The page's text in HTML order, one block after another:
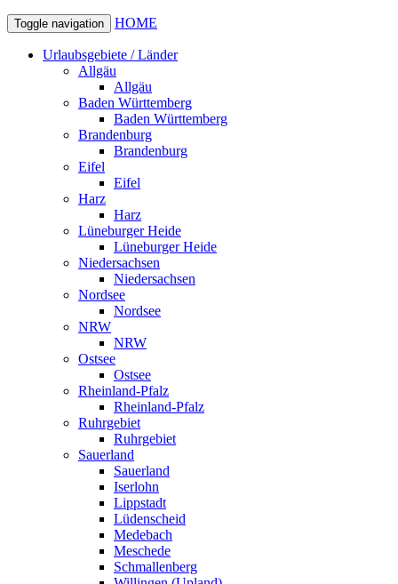
Toggle navigation HOME
Urlaubsgebiete / Länder
Allgäu
Allgäu
Baden Württemberg
Baden Württemberg
Brandenburg
Brandenburg
Eifel
Eifel
Harz
Harz
Lüneburger Heide
Lüneburger Heide
Niedersachsen
Niedersachsen
Nordsee
Nordsee
NRW
NRW
Ostsee
Ostsee
Rheinland-Pfalz
Rheinland-Pfalz
Ruhrgebiet
Ruhrgebiet
Sauerland
Sauerland
Iserlohn
Lippstadt
Lüdenscheid
Medebach
Meschede
Schmallenberg